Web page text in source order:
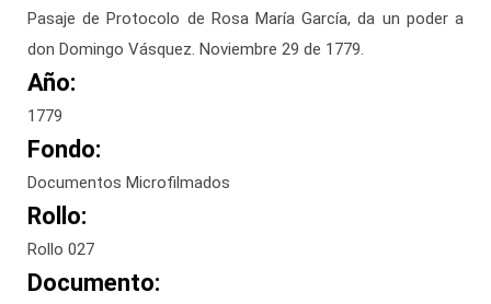
Pasaje de Protocolo de Rosa María García, da un poder a
don Domingo Vásquez. Noviembre 29 de 1779.
Año:
1779
Fondo:
Documentos Microfilmados
Rollo:
Rollo 027
Documento: